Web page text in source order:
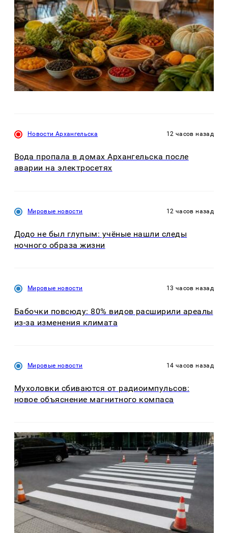
Новости Архангельска 12 часов назад
Вода пропала в домах Архангельска после
аварии на электросетях
Мировые новости 12 часов назад
Додо не был глупым: учёные нашли следы
ночного образа жизни
Мировые новости 13 часов назад
Бабочки повсюду: 80% видов расширили ареалы
из-за изменения климата
Мировые новости 14 часов назад
Мухоловки сбиваются от радиоимпульсов:
новое объяснение магнитного компаса